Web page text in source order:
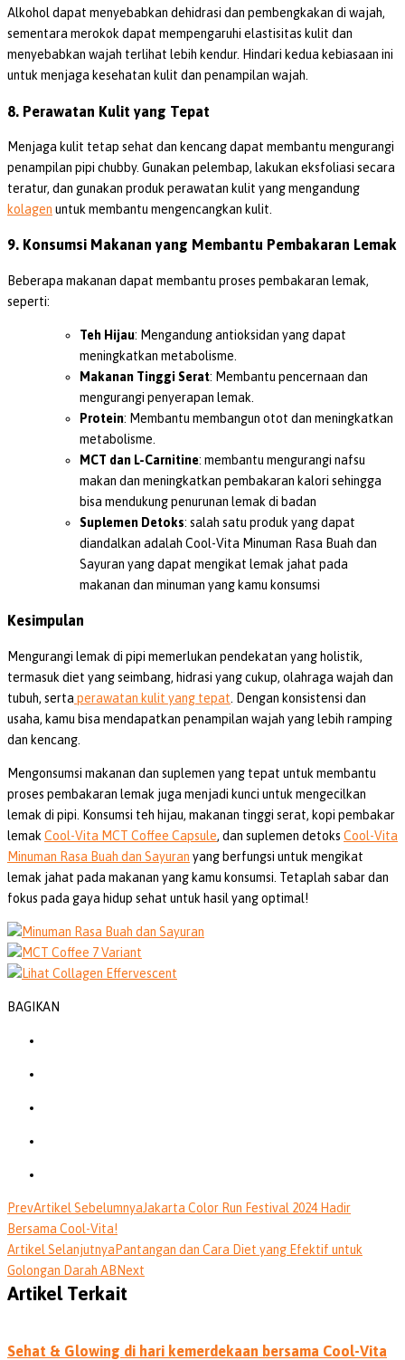
Alkohol dapat menyebabkan dehidrasi dan pembengkakan di wajah,
sementara merokok dapat mempengaruhi elastisitas kulit dan
menyebabkan wajah terlihat lebih kendur. Hindari kedua kebiasaan ini
untuk menjaga kesehatan kulit dan penampilan wajah.
8. Perawatan Kulit yang Tepat
Menjaga kulit tetap sehat dan kencang dapat membantu mengurangi
penampilan pipi chubby. Gunakan pelembap, lakukan eksfoliasi secara
teratur, dan gunakan produk perawatan kulit yang mengandung
kolagen untuk membantu mengencangkan kulit.
9. Konsumsi Makanan yang Membantu Pembakaran Lemak
Beberapa makanan dapat membantu proses pembakaran lemak,
seperti:
Teh Hijau: Mengandung antioksidan yang dapat
meningkatkan metabolisme.
Makanan Tinggi Serat: Membantu pencernaan dan
mengurangi penyerapan lemak.
Protein: Membantu membangun otot dan meningkatkan
metabolisme.
MCT dan L-Carnitine: membantu mengurangi nafsu
makan dan meningkatkan pembakaran kalori sehingga
bisa mendukung penurunan lemak di badan
Suplemen Detoks: salah satu produk yang dapat
diandalkan adalah Cool-Vita Minuman Rasa Buah dan
Sayuran yang dapat mengikat lemak jahat pada
makanan dan minuman yang kamu konsumsi
Kesimpulan
Mengurangi lemak di pipi memerlukan pendekatan yang holistik,
termasuk diet yang seimbang, hidrasi yang cukup, olahraga wajah dan
tubuh, serta perawatan kulit yang tepat . Dengan konsistensi dan
usaha, kamu bisa mendapatkan penampilan wajah yang lebih ramping
dan kencang.
Mengonsumsi makanan dan suplemen yang tepat untuk membantu
proses pembakaran lemak juga menjadi kunci untuk mengecilkan
lemak di pipi. Konsumsi teh hijau, makanan tinggi serat, kopi pembakar
lemak Cool-Vita MCT Coffee Capsule, dan suplemen detoks Cool-Vita
Minuman Rasa Buah dan Sayuran yang berfungsi untuk mengikat
lemak jahat pada makanan yang kamu konsumsi. Tetaplah sabar dan
fokus pada gaya hidup sehat untuk hasil yang optimal!
BAGIKAN
PrevArtikel SebelumnyaJakarta Color Run Festival 2024 Hadir
Bersama Cool-Vita!
Artikel SelanjutnyaPantangan dan Cara Diet yang Efektif untuk
Golongan Darah ABNext
Artikel Terkait
Sehat & Glowing di hari kemerdekaan bersama Cool-Vita